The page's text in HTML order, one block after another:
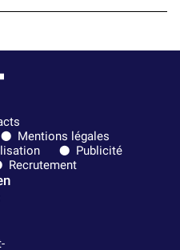
Mentions légales
Publicité
Recrutement